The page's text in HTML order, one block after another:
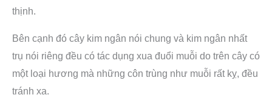
thịnh.
Bên cạnh đó cây kim ngân nói chung và kim ngân nhất
trụ nói riêng đều có tác dụng xua đuổi muỗi do trên cây có
một loại hương mà những côn trùng như muỗi rất kỵ, đều
tránh xa.